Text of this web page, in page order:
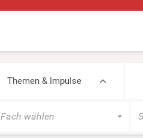
Themen & Impulse
Fach wählen